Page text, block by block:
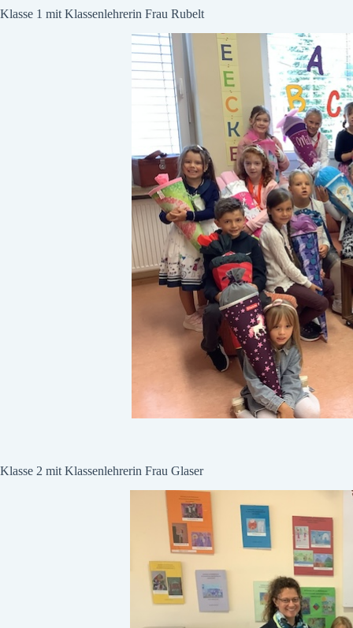
Klasse 1 mit Klassenlehrerin Frau Rubelt
Klasse 2 mit Klassenlehrerin Frau Glaser